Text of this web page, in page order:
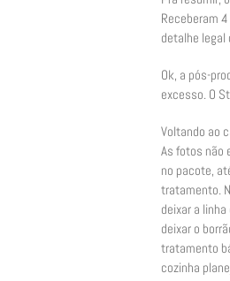
Receberam
detalhe
Ok, a pós-
excesso. O
Voltando ao
As fotos não
no pacote,
tratamento.
deixar a
deixar o
tratamento
cozinha